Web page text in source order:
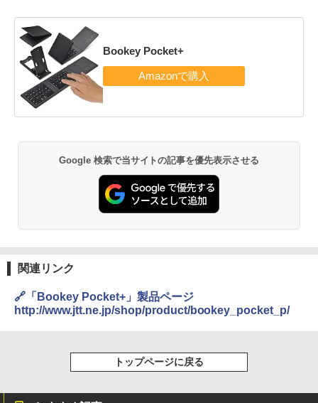
Bookey Pocket+
Google 検索で当サイトの記事を優先表示させる
関連リンク
🔗「Bookey Pocket+」製品ページ
http://www.jtt.ne.jp/shop/product/bookey_pocket_p/
トップページに戻る